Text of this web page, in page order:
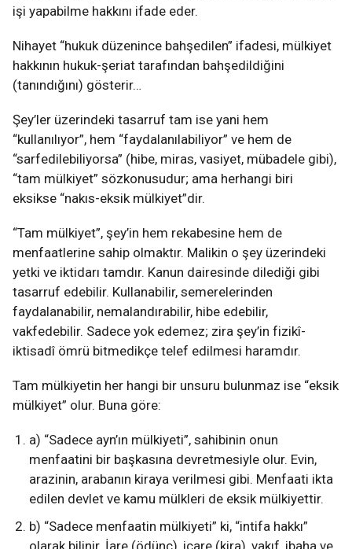
işi yapabilme hakkını ifade eder.
Nihayet “hukuk düzenince bahşedilen” ifadesi, mülkiyet
hakkının hukuk-şeriat tarafından bahşedildiğini
(tanındığını) gösterir…
Şey’ler üzerindeki tasarruf tam ise yani hem
“kullanılıyor”, hem “faydalanılabiliyor” ve hem de
“sarfedilebiliyorsa” (hibe, miras, vasiyet, mübadele gibi),
“tam mülkiyet” sözkonusudur; ama herhangi biri
eksikse “nakıs-eksik mülkiyet”dir.
“Tam mülkiyet”, şey’in hem rekabesine hem de
menfaatlerine sahip olmaktır. Malikin o şey üzerindeki
yetki ve iktidarı tamdır. Kanun dairesinde dilediği gibi
tasarruf edebilir. Kullanabilir, semerelerinden
faydalanabilir, nemalandırabilir, hibe edebilir,
vakfedebilir. Sadece yok edemez; zira şey’in fizikî-
iktisadî ömrü bitmedikçe telef edilmesi haramdır.
Tam mülkiyetin her hangi bir unsuru bulunmaz ise “eksik
mülkiyet” olur. Buna göre:
a) “Sadece ayn’ın mülkiyeti”, sahibinin onun
menfaatini bir başkasına devretmesiyle olur. Evin,
arazinin, arabanın kiraya verilmesi gibi. Menfaati ikta
edilen devlet ve kamu mülkleri de eksik mülkiyettir.
b) “Sadece menfaatin mülkiyeti” ki, “intifa hakkı”
olarak bilinir. İare (ödünç), icare (kira), vakıf, ibaha ve